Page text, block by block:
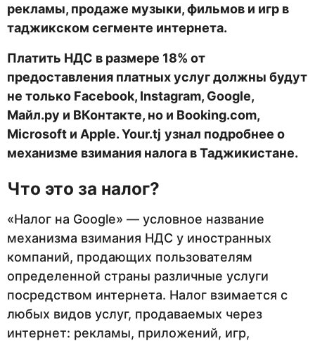
рекламы, продаже музыки, фильмов и игр в
таджикском сегменте интернета.
Платить НДС в размере 18% от
предоставления платных услуг должны будут
не только Facebook, Instagram, Google,
Майл.ру и ВКонтакте, но и Booking.com,
Microsoft и Apple.Your.tj узнал подробнее о
механизме взимания налога в Таджикистане.
Что это за налог?
«Налог на Google» — условное название
механизма взимания НДС у иностранных
компаний, продающих пользователям
определенной страны различные услуги
посредством интернета. Налог взимается с
любых видов услуг, продаваемых через
интернет: рекламы, приложений, игр,